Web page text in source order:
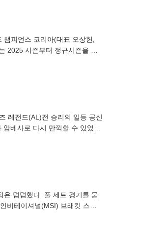
피언스 코리아(대표 오상헌,
2025 시즌부터 정규시즌을 단
레전드(AL)전 승리의 일등 공신
베사로 다시 만끽할 수 있었다.
덤덤했다. 풀 세트 경기를 묻
비테이셔널(MSI) 브래킷 스테